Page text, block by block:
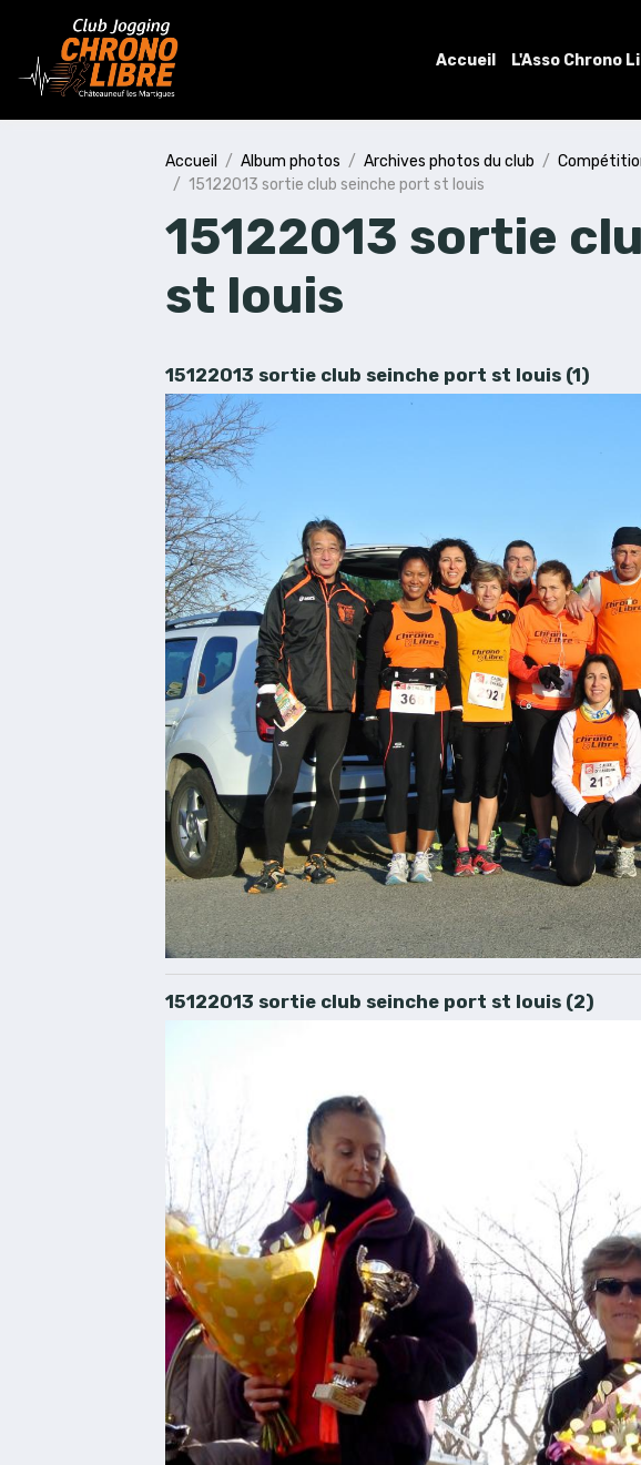
Accueil L'Asso Chrono
Accueil Album photos Archives photos du club
15122013 sortie club seinche port st louis
15122013 sortie
st louis
15122013 sortie club seinche port st louis (1)
15122013 sortie club seinche port st louis (2)